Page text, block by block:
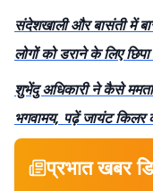
संदेशखाली और बासंती में
लोगों को डराने के लिए
शुभेंदु अधिकारी ने कैसे ममता
भगवामय, पढ़ें जायंट किलर
प्रभात खबर